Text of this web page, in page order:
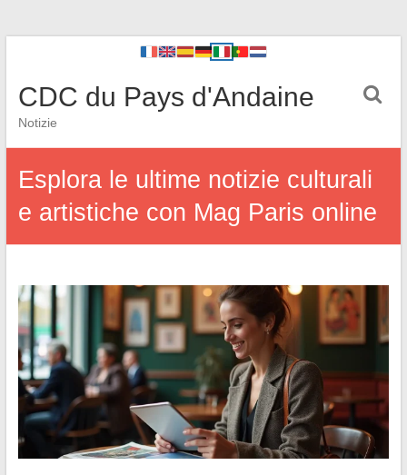
CDC du Pays d'Andaine
Notizie
Esplora le ultime notizie culturali
e artistiche con Mag Paris online